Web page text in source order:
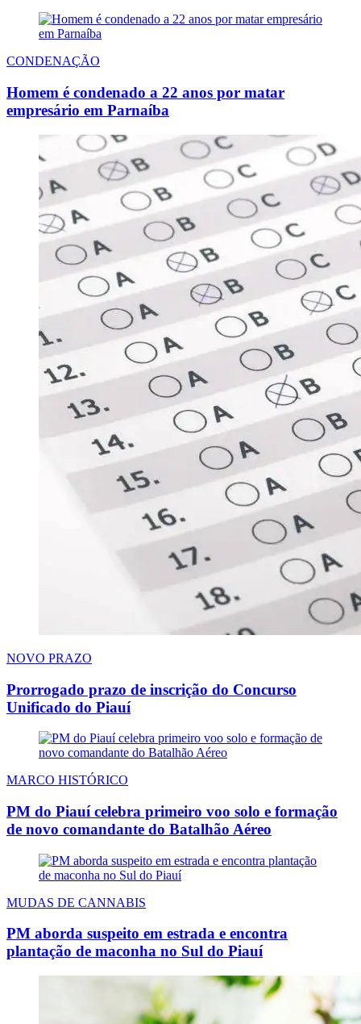
CONDENAÇÃO
Homem é condenado a 22 anos por matar
empresário em Parnaíba
NOVO PRAZO
Prorrogado prazo de inscrição do Concurso
Unificado do Piauí
MARCO HISTÓRICO
PM do Piauí celebra primeiro voo solo e formação
de novo comandante do Batalhão Aéreo
MUDAS DE CANNABIS
PM aborda suspeito em estrada e encontra
plantação de maconha no Sul do Piauí